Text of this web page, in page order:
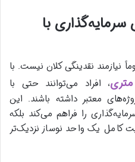
سرمایه‌گذاری با
نیازمند نقدینگی کلان نیست. با
، افراد می‌توانند حتی با
معتبر داشته باشند. این
را فراهم می‌کند بلکه
کامل یک واحد نوساز نزدیک‌تر